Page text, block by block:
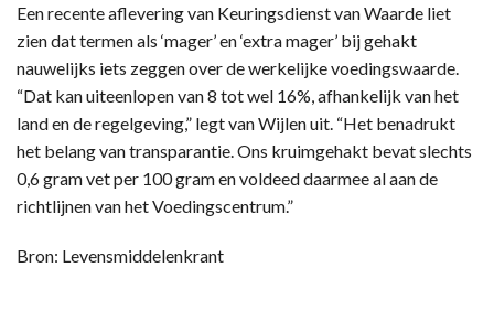
Een recente aflevering van Keuringsdienst van Waarde liet
zien dat termen als ‘mager’ en ‘extra mager’ bij gehakt
nauwelijks iets zeggen over de werkelijke voedingswaarde.
“Dat kan uiteenlopen van 8 tot wel 16%, afhankelijk van het
land en de regelgeving,” legt van Wijlen uit. “Het benadrukt
het belang van transparantie. Ons kruimgehakt bevat slechts
0,6 gram vet per 100 gram en voldeed daarmee al aan de
richtlijnen van het Voedingscentrum.”
Bron: Levensmiddelenkrant